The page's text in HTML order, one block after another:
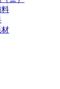
料
材